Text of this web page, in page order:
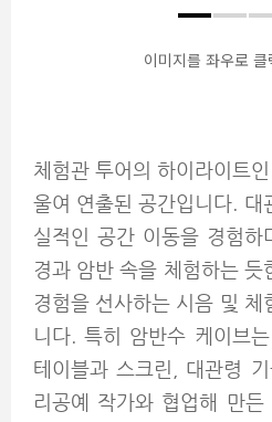
이미지를 좌우로
체험관 투어의 하이라이트
울여 연출된 공간입니다. 대
실적인 공간 이동을 경험
경과 암반 속을 체험하는 듯
경험을 선사하는 시음 및 체
니다. 특히 암반수 케이브
테이블과 스크린, 대관령
리공예 작가와 협업해 만